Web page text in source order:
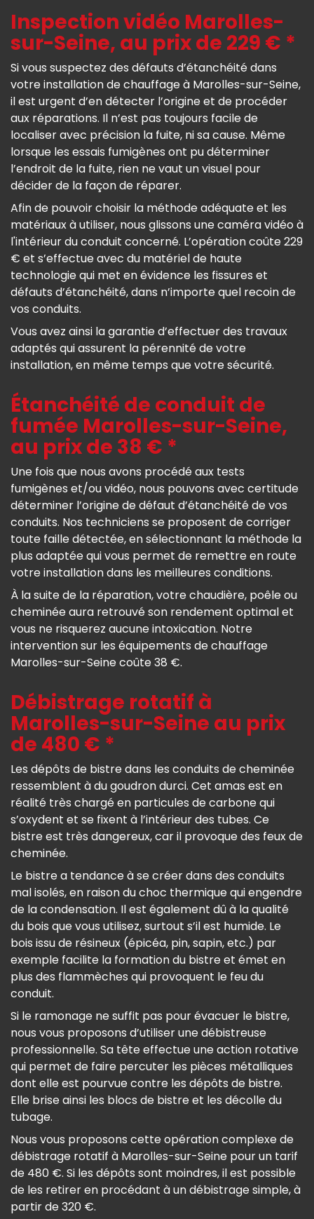
Inspection vidéo Marolles-
sur-Seine, au prix de 229 € *
Si vous suspectez des défauts d’étanchéité dans
votre installation de chauffage à Marolles-sur-Seine,
il est urgent d’en détecter l’origine et de procéder
aux réparations. Il n’est pas toujours facile de
localiser avec précision la fuite, ni sa cause. Même
lorsque les essais fumigènes ont pu déterminer
l’endroit de la fuite, rien ne vaut un visuel pour
décider de la façon de réparer.
Afin de pouvoir choisir la méthode adéquate et les
matériaux à utiliser, nous glissons une caméra vidéo à
l'intérieur du conduit concerné. L’opération coûte 229
€ et s’effectue avec du matériel de haute
technologie qui met en évidence les fissures et
défauts d’étanchéité, dans n’importe quel recoin de
vos conduits.
Vous avez ainsi la garantie d’effectuer des travaux
adaptés qui assurent la pérennité de votre
installation, en même temps que votre sécurité.
Étanchéité de conduit de
fumée Marolles-sur-Seine,
au prix de 38 € *
Une fois que nous avons procédé aux tests
fumigènes et/ou vidéo, nous pouvons avec certitude
déterminer l’origine de défaut d’étanchéité de vos
conduits. Nos techniciens se proposent de corriger
toute faille détectée, en sélectionnant la méthode la
plus adaptée qui vous permet de remettre en route
votre installation dans les meilleures conditions.
À la suite de la réparation, votre chaudière, poêle ou
cheminée aura retrouvé son rendement optimal et
vous ne risquerez aucune intoxication. Notre
intervention sur les équipements de chauffage
Marolles-sur-Seine coûte 38 €.
Débistrage rotatif à
Marolles-sur-Seine au prix
de 480 € *
Les dépôts de bistre dans les conduits de cheminée
ressemblent à du goudron durci. Cet amas est en
réalité très chargé en particules de carbone qui
s’oxydent et se fixent à l’intérieur des tubes. Ce
bistre est très dangereux, car il provoque des feux de
cheminée.
Le bistre a tendance à se créer dans des conduits
mal isolés, en raison du choc thermique qui engendre
de la condensation. Il est également dû à la qualité
du bois que vous utilisez, surtout s’il est humide. Le
bois issu de résineux (épicéa, pin, sapin, etc.) par
exemple facilite la formation du bistre et émet en
plus des flammèches qui provoquent le feu du
conduit.
Si le ramonage ne suffit pas pour évacuer le bistre,
nous vous proposons d’utiliser une débistreuse
professionnelle. Sa tête effectue une action rotative
qui permet de faire percuter les pièces métalliques
dont elle est pourvue contre les dépôts de bistre.
Elle brise ainsi les blocs de bistre et les décolle du
tubage.
Nous vous proposons cette opération complexe de
débistrage rotatif à Marolles-sur-Seine pour un tarif
de 480 €. Si les dépôts sont moindres, il est possible
de les retirer en procédant à un débistrage simple, à
partir de 320 €.